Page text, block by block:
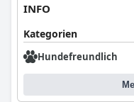
INFO
Kategorien
Hundefreundlich